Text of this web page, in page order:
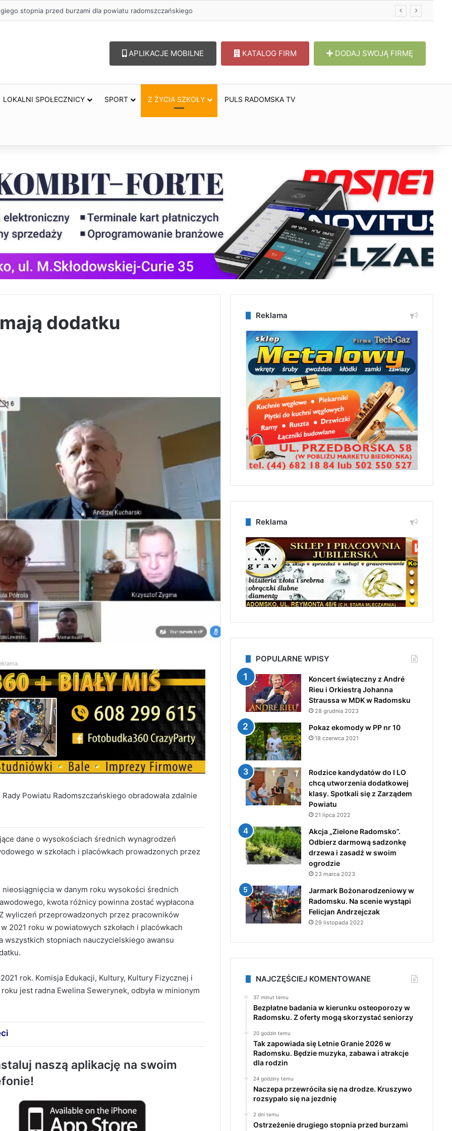
szkolenia pracowników. PUP w Radomsku ogłasza nabór wniosków
APLIKACJE MOBILNE KATALOG FIRM DODAJ SWOJĄ FIRMĘ
LOKALNI SPOŁECZNICY SPORT Z ŻYCIA SZKOŁY PULS RADOMSKA TV
dodatku
Powiatu Radomszczańskiego obradowała zdalnie
dane o wysokościach średnich wynagrodzeń
w szkołach i placówkach prowadzonych przez
w danym roku wysokości średnich
kwota różnicy powinna zostać wypłacona
wyliczeń przeprowadzonych przez pracowników
2021 roku w powiatowych szkołach i placówkach
wszystkich stopniach nauczycielskiego awansu
rok. Komisja Edukacji, Kultury, Kultury Fizycznej i
jest radna Ewelina Sewerynek, odbyła w minionym
naszą aplikację na swoim
Tragiczny wypadek w Kobielach Wielkich.
Około 90 tys. zł na szkolenia pracowników.
PUP w Radomsku ogłasza nabór wniosków
Reklama
Reklama
POPULARNE WPISY
Koncert świąteczny z André
Rieu i Orkiestrą Johanna
Straussa w MDK w Radomsku
28 grudnia 2023
Pokaz ekomody w PP nr 10
18 czerwca 2021
Rodzice kandydatów do I LO
chcą utworzenia dodatkowej
klasy. Spotkali się z Zarządem
Powiatu
21 lipca 2022
Akcja „Zielone Radomsko”.
Odbierz darmową sadzonkę
drzewa i zasadź w swoim
ogrodzie
23 marca 2023
Jarmark Bożonarodzeniowy w
Radomsku. Na scenie wystąpi
Felicjan Andrzejczak
29 listopada 2022
NAJCZĘŚCIEJ KOMENTOWANE
37 minut temu
Bezpłatne badania w kierunku osteoporozy w
Radomsku. Z oferty mogą skorzystać seniorzy
20 godzin temu
Tak zapowiada się Letnie Granie 2026 w
Radomsku. Będzie muzyka, zabawa i atrakcje
dla rodzin
24 godziny temu
Naczepa przewróciła się na drodze. Kruszywo
rozsypało się na jezdnię
2 dni temu
Ostrzeżenie drugiego stopnia przed burzami